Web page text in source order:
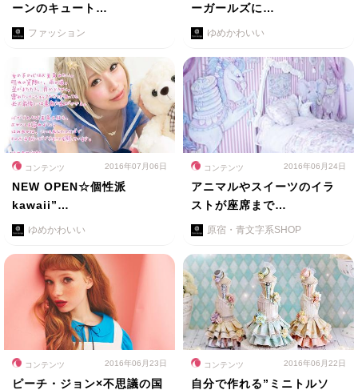
ーンのキュート…
ファッション
ーガールズに…
ゆめかわいい
コンテンツ 2016年07月06日
NEW OPEN☆個性派
kawaii”…
ゆめかわいい
コンテンツ 2016年06月24日
アニマルやスイーツのイラ
ストが座席まで…
原宿・青文字系SHOP
コンテンツ 2016年06月23日
ピーチ・ジョン×不思議の国
コンテンツ 2016年06月22日
自分で作れる”ミニトルソ